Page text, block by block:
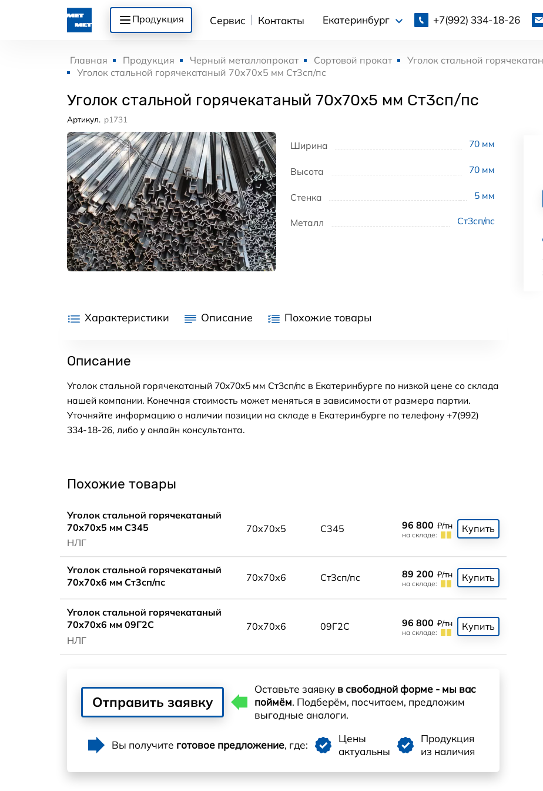
Продукция Сервис Контакты Екатеринбург +7(992) 334-18-26
Главная Продукция Черный металлопрокат Сортовой прокат
Уголок стальной
Уголок стальной горячекатаный 70x70x5 мм Ст3сп/пс
Уголок стальной горячекатаный 70x70x5 мм Ст3сп/пс
Артикул. p1731
Ширина 70 мм
Высота 70 мм
Стенка 5 мм
Металл Ст3сп/пс
Характеристики Описание Похожие товары
Описание
Уголок стальной горячекатаный 70x70x5 мм Ст3сп/пс в Екатеринбурге по низкой цене со склада
нашей компании. Конечная стоимость может меняться в зависимости от размера партии.
Уточняйте информацию о наличии позиции на складе в Екатеринбурге по телефону +7(992)
334-18-26, либо у онлайн консультанта.
Похожие товары
Уголок стальной горячекатаный
70x70x5 мм С345
НЛГ
70x70x5 С345 96 800 ₽/тн
на складе:
Купить
Уголок стальной горячекатаный
70x70x6 мм Ст3сп/пс
70x70x6 Ст3сп/пс 89 200 ₽/тн
на складе:
Купить
Уголок стальной горячекатаный
70x70x6 мм 09Г2С
НЛГ
70x70x6 09Г2С 96 800 ₽/тн
на складе:
Купить
Отправить заявку
Оставьте заявку в свободной форме - мы вас
поймём. Подберём, посчитаем, предложим
выгодные аналоги.
Вы получите готовое предложение, где:
Цены
актуальны
Продукция
из наличия